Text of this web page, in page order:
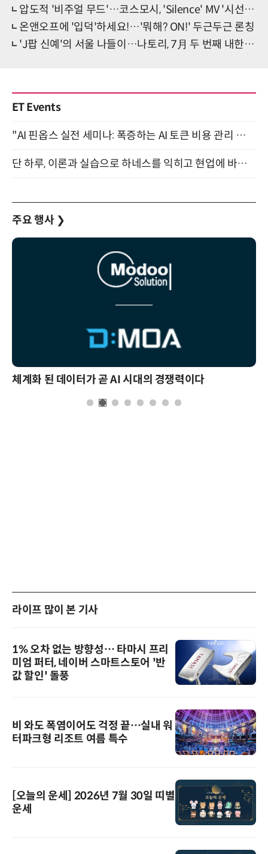
압도적 '비주얼 무드'…코스모시, 'Silence' MV '시선 집중'
온앤오프에 '입덕'하세요!…'뭐해? ON!' 두근두근 론칭
'J팝 신예'의 서울 나들이…나토리, 7月 두 번째 내한 확정
ET Events
"AI 핀옵스 실전 세미나: 폭증하는 AI 토큰 비용 관리 전략" 8월 21일 개최
단 하루, 이론과 실습으로 하네스를 익히고 현업에 바로 쓰는 핸즈온 워크숍 (8/20)
주요 행사 ❯
체계화 된 데이터가 곧 AI 시대의 경쟁력이다
라이프 많이 본 기사
1% 오차 없는 방향성… 타마시 프리
미엄 퍼터, 네이버 스마트스토어 '반
값 할인' 돌풍
비 와도 폭염이어도 걱정 끝…실내 워
터파크형 리조트 여름 특수
[오늘의 운세] 2026년 7월 30일 띠별
운세